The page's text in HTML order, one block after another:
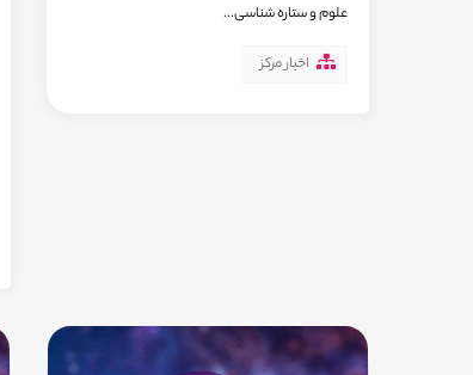
علوم و ستاره شناسی...
اخبار مرکز